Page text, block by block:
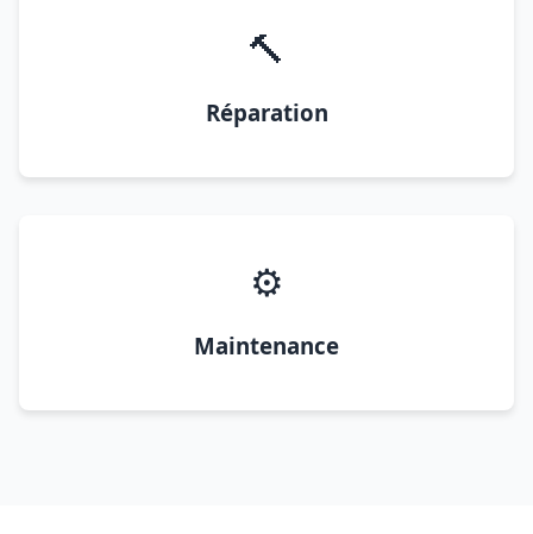
🔨
Réparation
⚙️
Maintenance